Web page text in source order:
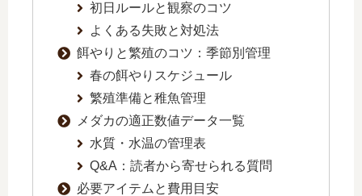
初日ルールと観察のコツ
よくある失敗と対処法
餌やりと繁殖のコツ：季節別管理
春の餌やりスケジュール
繁殖準備と稚魚管理
メダカの適正数値データ一覧
水質・水温の管理表
Q&A：読者から寄せられる質問
必要アイテムと費用目安